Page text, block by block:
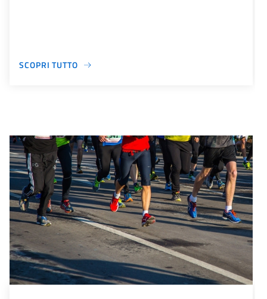
SCOPRI TUTTO